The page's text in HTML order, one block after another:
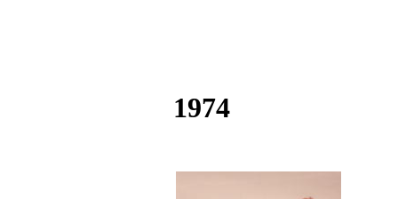
1974